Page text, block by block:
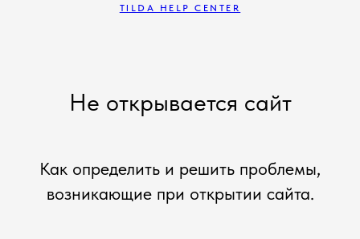
TILDA HELP CENTER
Не открывается сайт
Как определить и решить проблемы,
возникающие при открытии сайта.